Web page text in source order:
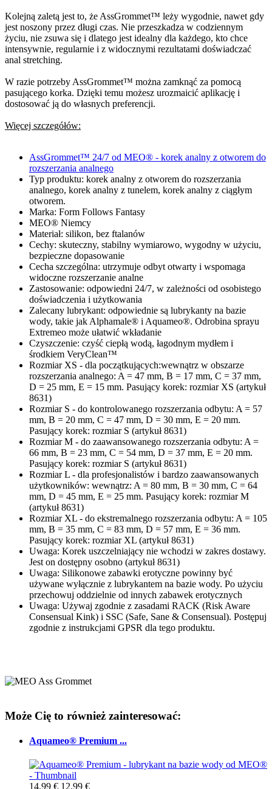
Kolejną zaletą jest to, że AssGrommet™ leży wygodnie, nawet gdy
jest noszony przez długi czas. Nie przeszkadza w codziennym
życiu, nie zsuwa się i dlatego jest idealny dla każdego, kto chce
intensywnie, regularnie i z widocznymi rezultatami doświadczać
anal stretching.
W razie potrzeby AssGrommet™ można zamknąć za pomocą
pasującego korka. Dzięki temu możesz urozmaicić aplikację i
dostosować ją do własnych preferencji.
Więcej szczegółów:
AssGrommet™ 24/7 od MEO® - korek analny z otworem do
rozszerzania analnego
Typ produktu: korek analny z otworem do rozszerzania
analnego, korek analny z tunelem, korek analny z ciągłym
otworem.
Marka: Form Follows Fantasy
MEO® Niemcy
Materiał: silikon, bez ftalanów
Cechy: skuteczny, stabilny wymiarowo, wygodny w użyciu,
bezpieczne dopasowanie
Cecha szczególna: utrzymuje odbyt otwarty i wspomaga
widoczne rozszerzanie analne
Zastosowanie: odpowiedni 24/7, w zależności od osobistego
doświadczenia i użytkowania
Zalecany lubrykant: odpowiednie są lubrykanty na bazie
wody, takie jak Alphamale® i Aquameo®. Odrobina sprayu
Extremeo może ułatwić wkładanie
Czyszczenie: czyść ciepłą wodą, łagodnym mydłem i
środkiem VeryClean™
Rozmiar XS - dla początkujących:wewnątrz w obszarze
rozszerzania analnego: A = 47 mm, B = 17 mm, C = 37 mm,
D = 25 mm, E = 15 mm. Pasujący korek: rozmiar XS (artykuł
8631)
Rozmiar S - do kontrolowanego rozszerzania odbytu: A = 57
mm, B = 20 mm, C = 47 mm, D = 30 mm, E = 20 mm.
Pasujący korek: rozmiar S (artykuł 8631)
Rozmiar M - do zaawansowanego rozszerzania odbytu: A =
66 mm, B = 23 mm, C = 54 mm, D = 37 mm, E = 20 mm.
Pasujący korek: rozmiar S (artykuł 8631)
Rozmiar L - dla profesjonalistów i bardzo zaawansowanych
użytkowników: wewnątrz: A = 80 mm, B = 30 mm, C = 64
mm, D = 45 mm, E = 25 mm. Pasujący korek: rozmiar M
(artykuł 8631)
Rozmiar XL - do ekstremalnego rozszerzania odbytu: A = 105
mm, B = 35 mm, C = 83 mm, D = 57 mm, E = 36 mm.
Pasujący korek: rozmiar XL (artykuł 8631)
Uwaga: Korek uszczelniający nie wchodzi w zakres dostawy.
Jest on dostępny osobno (artykuł 8631)
Uwaga: Silikonowe zabawki erotyczne powinny być
używane wyłącznie z lubrykantem na bazie wody. Po użyciu
przechowuj oddzielnie od innych zabawek erotycznych
Uwaga: Używaj zgodnie z zasadami RACK (Risk Aware
Consensual Kink) i SSC (Safe, Sane & Consensual). Postępuj
zgodnie z instrukcjami GPSR dla tego produktu.
Może Cię to również zainteresować:
Aquameo® Premium ...
14,99 € 12,99 €